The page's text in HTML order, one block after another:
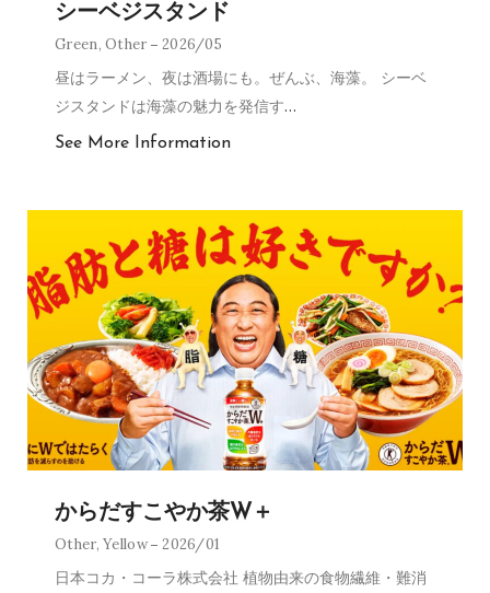
シーベジスタンド
Green,Other 2026/05
昼はラーメン、夜は酒場にも。ぜんぶ、海藻。 シーベ
ジスタンドは海藻の魅力を発信す…
See More Information
からだすこやか茶W＋
Other,Yellow 2026/01
日本コカ・コーラ株式会社 植物由来の食物繊維・難消